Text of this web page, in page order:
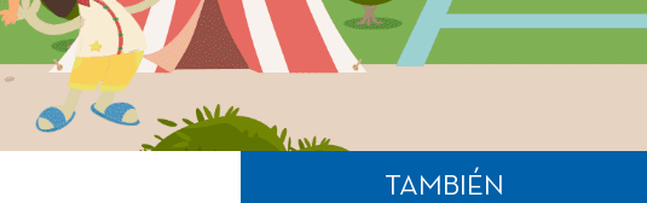
TAMBIÉN